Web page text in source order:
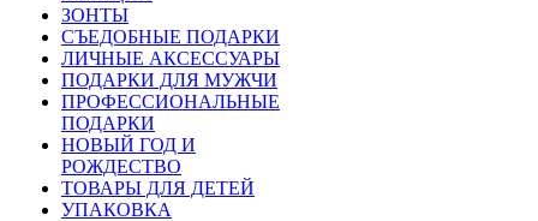
ЗОНТЫ
СЪЕДОБНЫЕ ПОДАРКИ
ЛИЧНЫЕ АКСЕССУАРЫ
ПОДАРКИ ДЛЯ МУЖЧИ
ПРОФЕССИОНАЛЬНЫЕ
ПОДАРКИ
НОВЫЙ ГОД И
РОЖДЕСТВО
ТОВАРЫ ДЛЯ ДЕТЕЙ
УПАКОВКА